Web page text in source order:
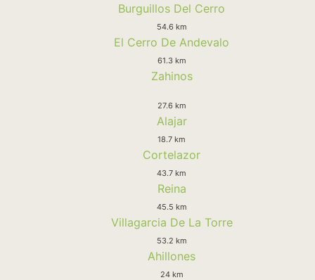
Burguillos Del Cerro
54.6 km
El Cerro De Andevalo
61.3 km
Zahinos
27.6 km
Alajar
18.7 km
Cortelazor
43.7 km
Reina
45.5 km
Villagarcia De La Torre
53.2 km
Ahillones
24 km